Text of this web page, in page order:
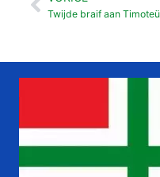
Vorige